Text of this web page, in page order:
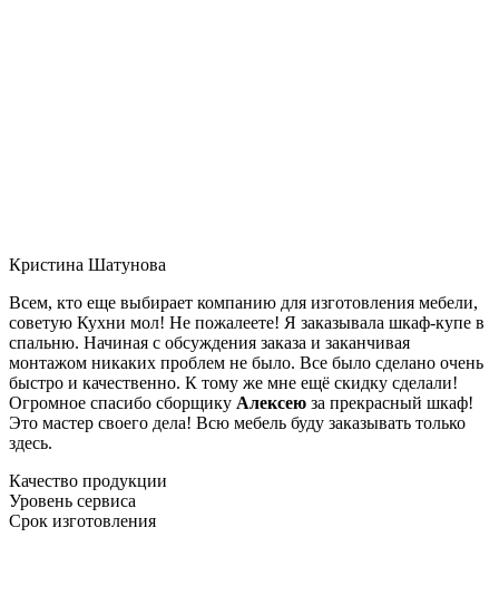
Кристина Шатунова
Всем, кто еще выбирает компанию для изготовления мебели,
советую Кухни мол! Не пожалеете! Я заказывала шкаф-купе в
спальню. Начиная с обсуждения заказа и заканчивая
монтажом никаких проблем не было. Все было сделано очень
быстро и качественно. К тому же мне ещё скидку сделали!
Огромное спасибо сборщику Алексею за прекрасный шкаф!
Это мастер своего дела! Всю мебель буду заказывать только
здесь.
Качество продукции
Уровень сервиса
Срок изготовления